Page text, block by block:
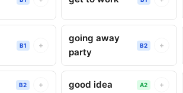
B1 +
going away
party
B2 +
B2 + good idea A2 +